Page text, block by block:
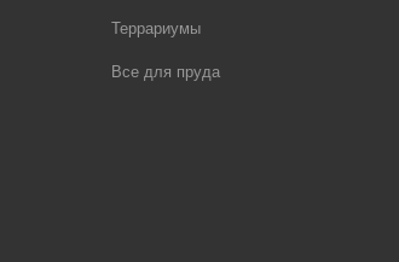
Террариумы
Все для пруда